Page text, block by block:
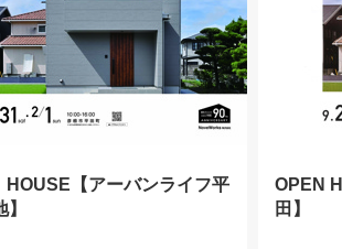
【アーバンライフ平
OPEN
田】